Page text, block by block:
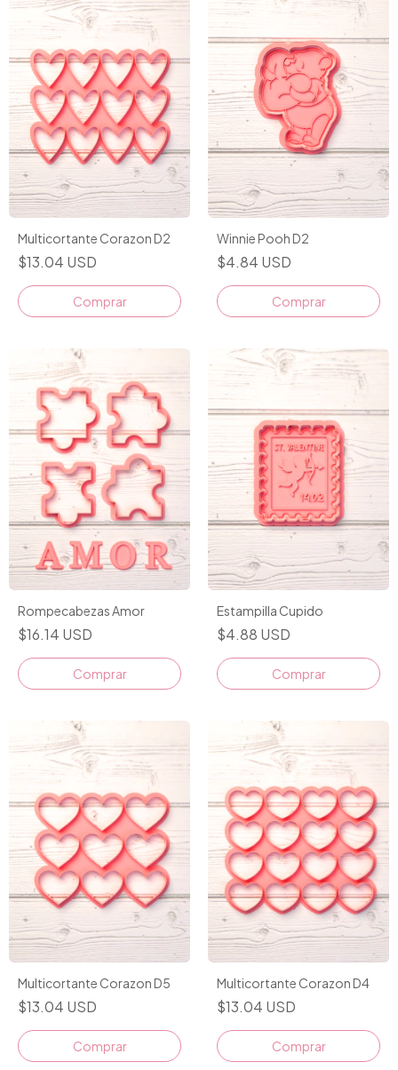
Multicortante Corazon D2
$13.04 USD
Comprar
Winnie Pooh D2
$4.84 USD
Comprar
Rompecabezas Amor
$16.14 USD
Comprar
Estampilla Cupido
$4.88 USD
Comprar
Multicortante Corazon D5
$13.04 USD
Comprar
Multicortante Corazon D4
$13.04 USD
Comprar